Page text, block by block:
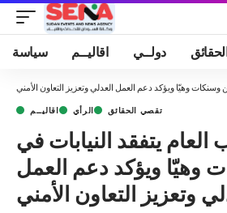
سياسة اقاليــم دولــي
سواكن وسنكات وهيّا ويؤكد دعم العمل العدلي وتعزيز التعاون الأمني
اقاليــم الرأي تقصي الحقائق
العام يتفقد النيابات في
وهيّا ويؤكد دعم العمل
وتعزيز التعاون الأمني